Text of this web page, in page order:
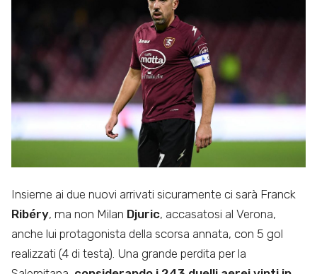
Insieme ai due nuovi arrivati sicuramente ci sarà Franck
Ribéry, ma non Milan Djuric, accasatosi al Verona,
anche lui protagonista della scorsa annata, con 5 gol
realizzati (4 di testa). Una grande perdita per la